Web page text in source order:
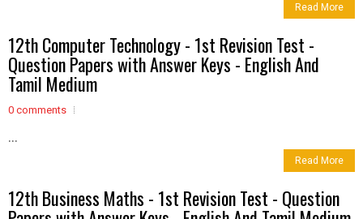
Read More
12th Computer Technology - 1st Revision Test -
Question Papers with Answer Keys - English And
Tamil Medium
0 comments
...
Read More
12th Business Maths - 1st Revision Test - Question